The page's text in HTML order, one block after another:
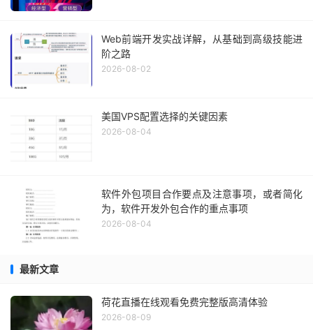
Web前端开发实战详解，从基础到高级技能进
阶之路
2026-08-02
美国VPS配置选择的关键因素
2026-08-04
软件外包项目合作要点及注意事项，或者简化
为，软件开发外包合作的重点事项
2026-08-04
最新文章
荷花直播在线观看免费完整版高清体验
2026-08-09